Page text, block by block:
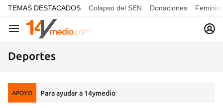
common.go-to-content
TEMAS DESTACADOS Colapso del SEN Donaciones
Navegación
Deportes
APOYO Para ayudar a 14ymedio